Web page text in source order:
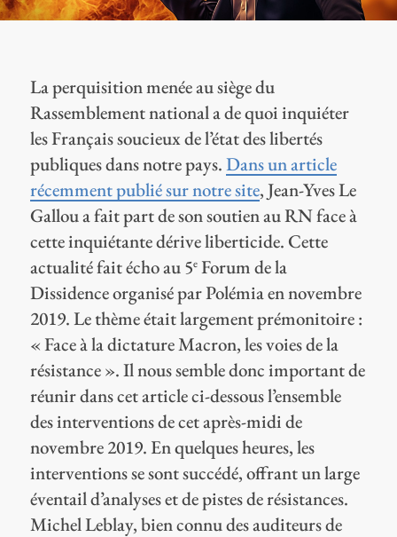
La perquisition menée au siège du
Rassemblement national a de quoi inquiéter
les Français soucieux de l’état des libertés
publiques dans notre pays.Dans un article
récemment publié sur notre site, Jean-Yves Le
Gallou a fait part de son soutien au RN face à
cette inquiétante dérive liberticide. Cette
actualité fait écho au 5eForum de la
Dissidence organisé par Polémia en novembre
2019. Le thème était largement prémonitoire :
« Face à la dictature Macron, les voies de la
résistance ». Il nous semble donc important de
réunir dans cet article ci-dessous l’ensemble
des interventions de cet après-midi de
novembre 2019. En quelques heures, les
interventions se sont succédé, offrant un large
éventail d’analyses et de pistes de résistances.
Michel Leblay, bien connu des auditeurs de